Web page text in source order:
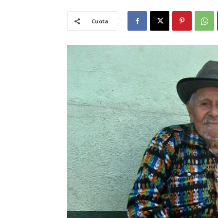
Cuota